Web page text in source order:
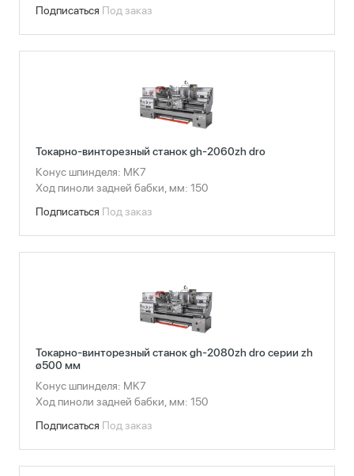
Подписаться Под заказ
Токарно-винторезный станок gh-2060zh dro
Конус шпинделя: МK7
Ход пиноли задней бабки, мм: 150
Подписаться Под заказ
Токарно-винторезный станок gh-2080zh dro серии zh
ø500 мм
Конус шпинделя: МK7
Ход пиноли задней бабки, мм: 150
Подписаться Под заказ